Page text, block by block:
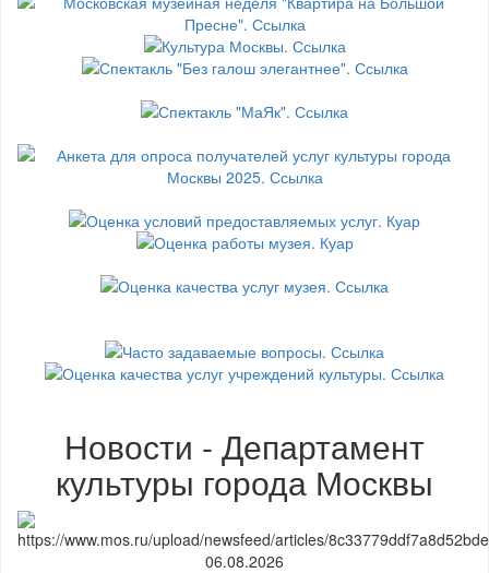
Новости - Департамент
культуры города Москвы
06.08.2026